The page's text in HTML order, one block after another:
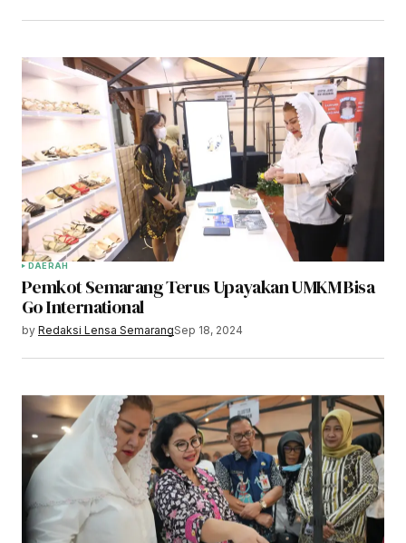
DAERAH
Pemkot Semarang Terus Upayakan UMKM Bisa
Go International
by Redaksi Lensa SemarangSep 18, 2024